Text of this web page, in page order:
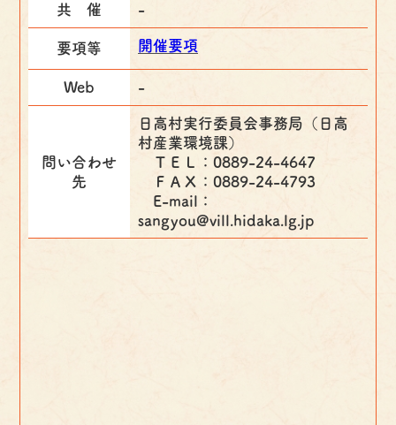
共 催 -
要項等 開催要項
Web -
問い合わせ
先
日高村実行委員会事務局（日高
村産業環境課）
ＴＥＬ：0889-24-4647
ＦＡＸ：0889-24-4793
E-mail：
sangyou@vill.hidaka.lg.jp